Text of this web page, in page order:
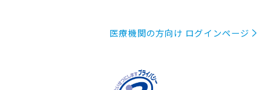
医療機関の方向け ログインページ